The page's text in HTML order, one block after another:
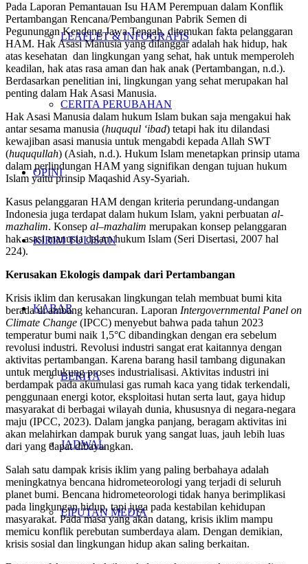
LEAFLET & INFOGRAFIS
CERITA PERUBAHAN
OPINI
KIRIM TULISAN
KABAR
BERITA
JADWAL
LIPUTAN MEDIA
Pada Laporan Pemantauan Isu HAM Perempuan dalam Konflik
Pertambangan Rencana/Pembangunan Pabrik Semen di
Pegunungan Kendeng Jawa Tengah, ditemukan fakta pelanggaran
HAM. Hak Asasi Manusia yang dilanggar adalah hak hidup, hak
atas kesehatan dan lingkungan yang sehat, hak untuk memperoleh
keadilan, hak atas rasa aman dan hak anak (Pertambangan, n.d.).
Berdasarkan penelitian ini, lingkungan yang sehat merupakan hal
penting dalam Hak Asasi Manusia.
Hak Asasi Manusia dalam hukum Islam bukan saja mengakui hak
antar sesama manusia (huququl ‘ibad) tetapi hak itu dilandasi
kewajiban asasi manusia untuk mengabdi kepada Allah SWT
(huququllah) (Asiah, n.d.). Hukum Islam menetapkan prinsip utama
dalam perlindungan HAM yang signifikan dengan tujuan hukum
Islam yaitu prinsip Maqashid Asy-Syariah.
Kasus pelanggaran HAM dengan kriteria perundang-undangan
Indonesia juga terdapat dalam hukum Islam, yakni perbuatan al-
mazhalim. Konsep al–mazhalim merupakan konsep pelanggaran
hak asasi manusia dalam hukum Islam (Seri Disertasi, 2007 hal
224).
Kerusakan Ekologis dampak dari Pertambangan
Krisis iklim dan kerusakan lingkungan telah membuat bumi kita
berada di ambang kehancuran. Laporan Intergovernmental Panel on
Climate Change (IPCC) menyebut bahwa pada tahun 2023
temperatur bumi naik 1,5°C dibandingkan dengan era sebelum
revolusi industri. Revolusi industri sangat erat kaitannya dengan
aktivitas pertambangan. Karena barang hasil tambang digunakan
untuk mendukung proses industrialisasi. Aktivitas industri ini
berdampak pada akumulasi gas rumah kaca yang tidak terkendali,
penggunaan energi kotor, eksploitasi hutan serta laut, gaya hidup
masyarakat di berbagai wilayah dunia, khususnya di negara-negara
maju (IPCC, 2023). Dalam jangka panjang, beragam aktivitas ini
akan melahirkan dampak buruk yang sangat luas, jauh lebih luas
dari yang dapat dibayangkan.
Salah satu dampak krisis iklim yang paling berbahaya adalah
meningkatnya bencana hidrometeorologi yang terjadi di seluruh
planet bumi. Bencana hidrometeorologi tidak hanya berimplikasi
pada lingkungan hidup, tapi juga pada kestabilan kehidupan
masyarakat. Pada masa yang akan datang, krisis iklim mampu
memicu konflik perebutan sumberdaya alam. Dengan demikian,
krisis sosial dan lingkungan hidup akan saling berkaitan.